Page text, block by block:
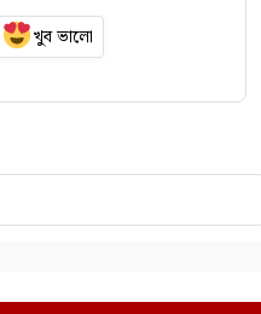
খুব ভালো